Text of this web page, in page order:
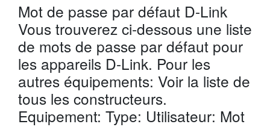
Mot de passe par défaut D-Link
Vous trouverez ci-dessous une liste
de mots de passe par défaut pour
les appareils D-Link. Pour les
autres équipements: Voir la liste de
tous les constructeurs.
Equipement: Type: Utilisateur: Mot